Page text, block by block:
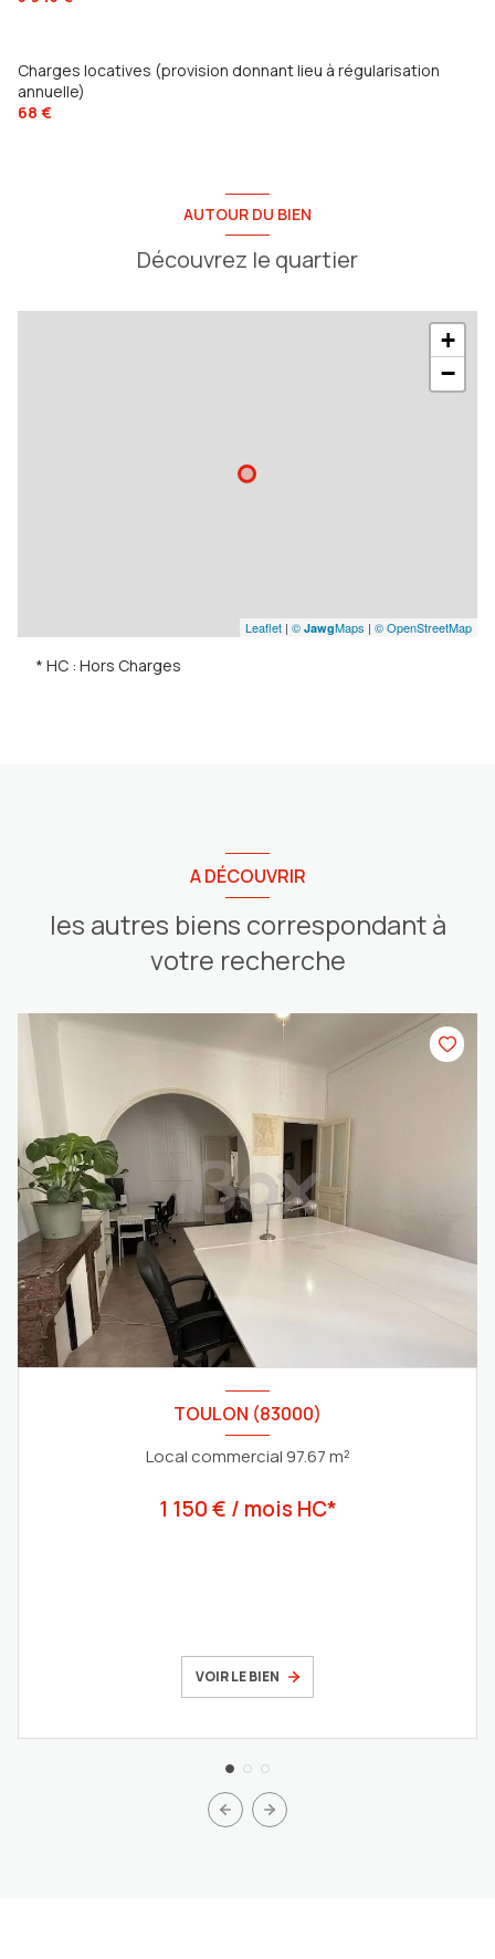
Charges locatives (provision donnant lieu à régularisation
annuelle)
68 €
AUTOUR DU BIEN
Découvrez le quartier
+
−
Leaflet | © JawgMaps | © OpenStreetMap
* HC : Hors Charges
A DÉCOUVRIR
les autres biens correspondant à
votre recherche
TOULON (83000)
Local commercial 97.67 m²
1 150 € / mois HC*
VOIR LE BIEN